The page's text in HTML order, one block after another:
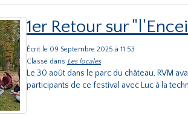
1er Retour sur
Écrit le 09 Septembre 2025 à 11:53
Classé dans Les locales
Le 30 août dans le parc du château, RVM
participants de ce festival avec Luc à la